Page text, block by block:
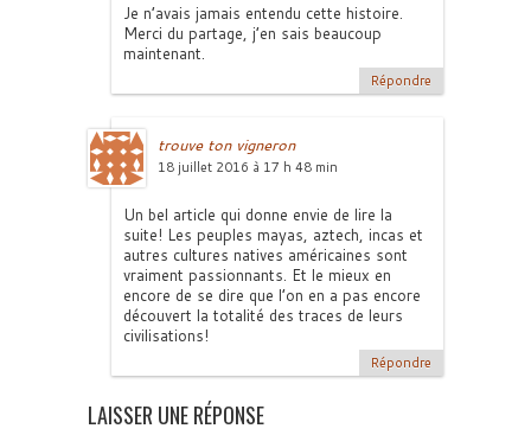
Je n’avais jamais entendu cette histoire.
Merci du partage, j’en sais beaucoup
maintenant.
Répondre
trouve ton vigneron
18 juillet 2016 à 17 h 48 min
Un bel article qui donne envie de lire la
suite! Les peuples mayas, aztech, incas et
autres cultures natives américaines sont
vraiment passionnants. Et le mieux en
encore de se dire que l’on en a pas encore
découvert la totalité des traces de leurs
civilisations!
Répondre
LAISSER UNE RÉPONSE